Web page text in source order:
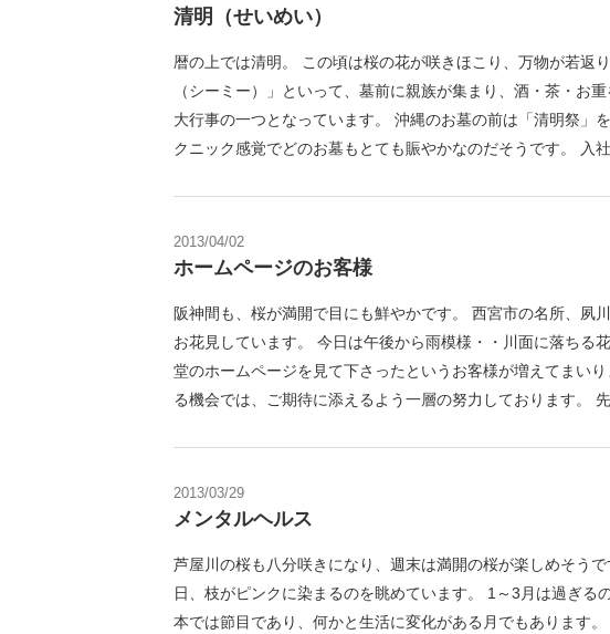
清明（せいめい）
暦の上では清明。 この頃は桜の花が咲きほこり、万物が若返
（シーミー）」といって、墓前に親族が集まり、酒・茶・お
大行事の一つとなっています。 沖縄のお墓の前は「清明祭」
クニック感覚でどのお墓もとても賑やかなのだそうです。 入
2013/04/02
ホームページのお客様
阪神間も、桜が満開で目にも鮮やかです。 西宮市の名所、夙
お花見しています。 今日は午後から雨模様・・川面に落ちる
堂のホームページを見て下さったというお客様が増えてまい
る機会では、ご期待に添えるよう一層の努力しております。
2013/03/29
メンタルヘルス
芦屋川の桜も八分咲きになり、週末は満開の桜が楽しめそう
日、枝がピンクに染まるのを眺めています。 1～3月は過ぎ
本では節目であり、何かと生活に変化がある月でもあります